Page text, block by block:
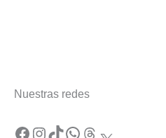
Nuestras redes
Facebook Instagram TikTok WhatsApp Threads